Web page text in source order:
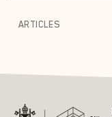
ARTICLES